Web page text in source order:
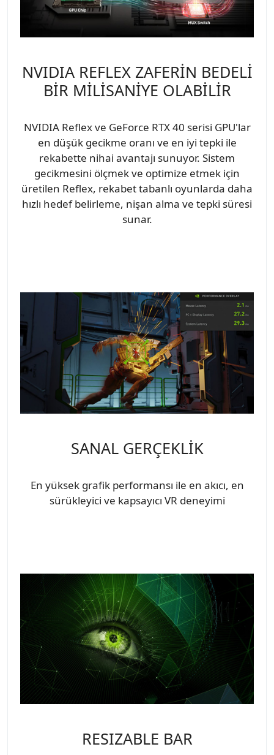
NVIDIA REFLEX ZAFERİN BEDELİ
BİR MİLİSANİYE OLABİLİR
NVIDIA Reflex ve GeForce RTX 40 serisi GPU'lar
en düşük gecikme oranı ve en iyi tepki ile
rekabette nihai avantajı sunuyor. Sistem
gecikmesini ölçmek ve optimize etmek için
üretilen Reflex, rekabet tabanlı oyunlarda daha
hızlı hedef belirleme, nişan alma ve tepki süresi
sunar.
SANAL GERÇEKLİK
En yüksek grafik performansı ile en akıcı, en
sürükleyici ve kapsayıcı VR deneyimi
RESIZABLE BAR